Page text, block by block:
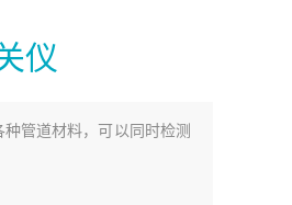
仪
管道材料，可以同时检测